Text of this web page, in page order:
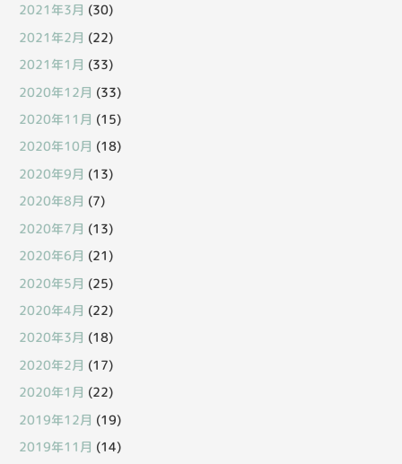
2021年3月 (30)
2021年2月 (22)
2021年1月 (33)
2020年12月 (33)
2020年11月 (15)
2020年10月 (18)
2020年9月 (13)
2020年8月 (7)
2020年7月 (13)
2020年6月 (21)
2020年5月 (25)
2020年4月 (22)
2020年3月 (18)
2020年2月 (17)
2020年1月 (22)
2019年12月 (19)
2019年11月 (14)